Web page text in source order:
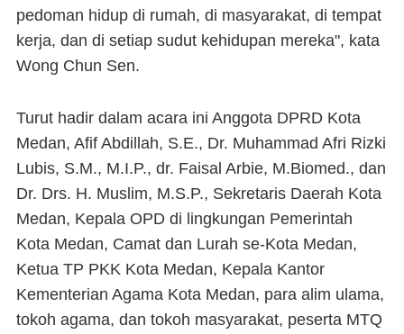
pedoman hidup di rumah, di masyarakat, di tempat
kerja, dan di setiap sudut kehidupan mereka", kata
Wong Chun Sen.
Turut hadir dalam acara ini Anggota DPRD Kota
Medan, Afif Abdillah, S.E., Dr. Muhammad Afri Rizki
Lubis, S.M., M.I.P., dr. Faisal Arbie, M.Biomed., dan
Dr. Drs. H. Muslim, M.S.P., Sekretaris Daerah Kota
Medan, Kepala OPD di lingkungan Pemerintah
Kota Medan, Camat dan Lurah se-Kota Medan,
Ketua TP PKK Kota Medan, Kepala Kantor
Kementerian Agama Kota Medan, para alim ulama,
tokoh agama, dan tokoh masyarakat, peserta MTQ